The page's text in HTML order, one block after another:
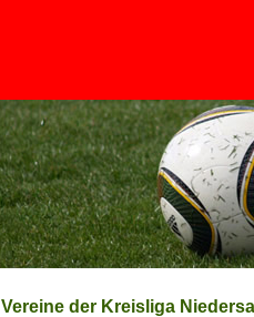
Vereine der Kreisliga